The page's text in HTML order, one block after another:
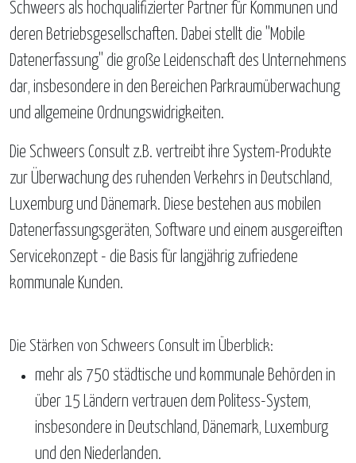
Schweers als hochqualifizierter Partner für Kommunen und
deren Betriebsgesellschaften. Dabei stellt die "Mobile
Datenerfassung" die große Leidenschaft des Unternehmens
dar, insbesondere in den Bereichen Parkraumüberwachung
und allgemeine Ordnungswidrigkeiten.
Die Schweers Consult z.B. vertreibt ihre System-Produkte
zur Überwachung des ruhenden Verkehrs in Deutschland,
Luxemburg und Dänemark. Diese bestehen aus mobilen
Datenerfassungsgeräten, Software und einem ausgereiften
Servicekonzept - die Basis für langjährig zufriedene
kommunale Kunden.
Die Stärken von Schweers Consult im Überblick:
mehr als 750 städtische und kommunale Behörden in
über 15 Ländern vertrauen dem Politess-System,
insbesondere in Deutschland, Dänemark, Luxemburg
und den Niederlanden.